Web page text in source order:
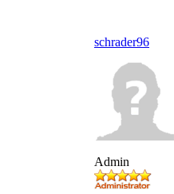
schrader96
Admin